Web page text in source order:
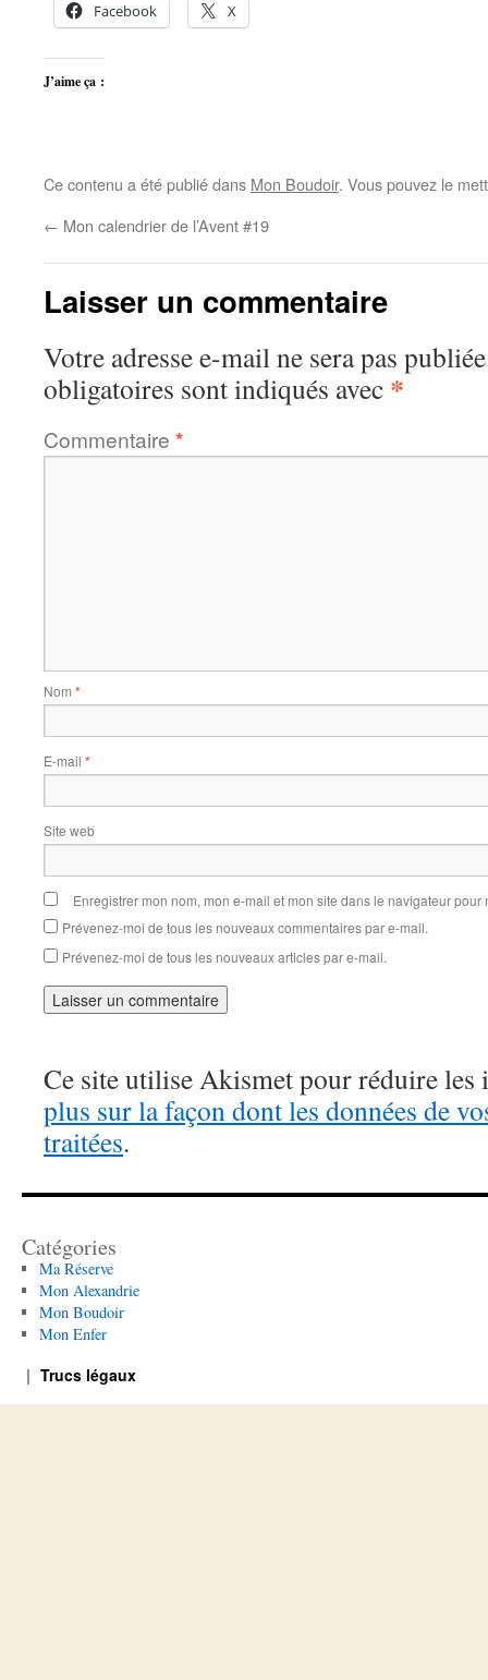
Facebook X
J’aime ça :
Ce contenu a été publié dans Mon Boudoir. Vous pouvez le
← Mon calendrier de l’Avent #19
Laisser un commentaire
Votre adresse e-mail ne sera pas
obligatoires sont indiqués avec *
Commentaire *
Nom *
E-mail *
Site web
Enregistrer mon nom, mon e-mail et mon site dans le navigateur
Prévenez-moi de tous les nouveaux commentaires par e-mail.
Prévenez-moi de tous les nouveaux articles par e-mail.
Ce site utilise Akismet pour réduire les
plus sur la façon dont les données de
traitées.
Catégories
Ma Réserve
Mon Alexandrie
Mon Boudoir
Mon Enfer
Trucs légaux